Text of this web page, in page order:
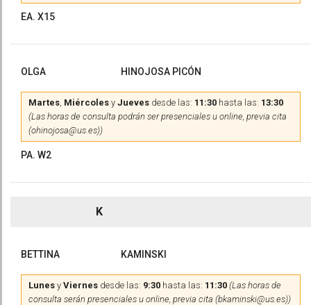
EA. X15
OLGA HINOJOSA PICÓN
Martes, Miércoles y Jueves desde las: 11:30 hasta las: 13:30
(Las horas de consulta podrán ser presenciales u online, previa cita
(ohinojosa@us.es))
PA. W2
K
BETTINA KAMINSKI
Lunes y Viernes desde las: 9:30 hasta las: 11:30 (Las horas de
consulta serán presenciales u online, previa cita (bkaminski@us.es))